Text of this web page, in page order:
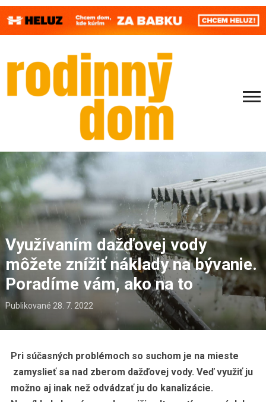
Využívaním dažďovej vody
môžete znížiť náklady na bývanie.
Poradíme vám, ako na to
Publikované 28. 7. 2022
Pri súčasných problémoch so suchom je na mieste
zamyslieť sa nad zberom dažďovej vody. Veď využiť ju
možno aj inak než odvádzať ju do kanalizácie.